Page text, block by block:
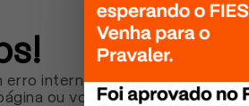
erro interno. Por favor, tente
ou volte mais tarde!